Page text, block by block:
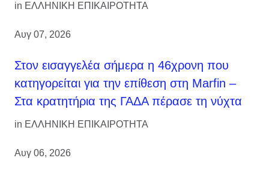
in ΕΛΛΗΝΙΚΗ ΕΠΙΚΑΙΡΟΤΗΤΑ
Αυγ 07, 2026
Στον εισαγγελέα σήμερα η 46χρονη που
κατηγορείται για την επίθεση στη Marfin –
Στα κρατητήρια της ΓΑΔΑ πέρασε τη νύχτα
in ΕΛΛΗΝΙΚΗ ΕΠΙΚΑΙΡΟΤΗΤΑ
Αυγ 06, 2026